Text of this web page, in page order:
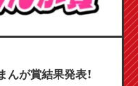
が賞結果発表！